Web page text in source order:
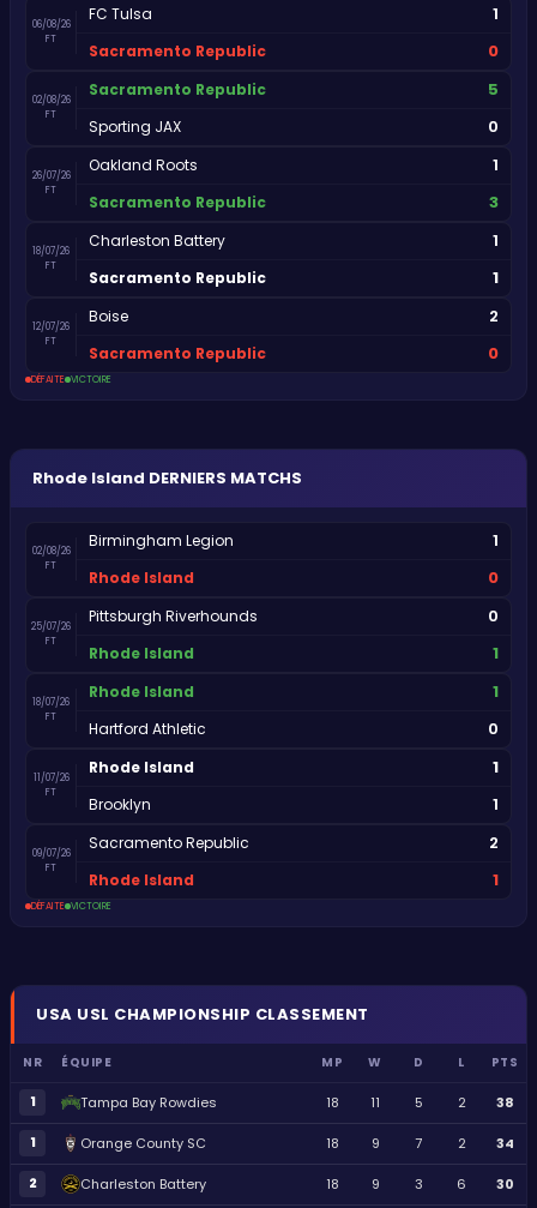
06/08/26
FT
FC Tulsa 1
Sacramento Republic 0
02/08/26
FT
Sacramento Republic 5
Sporting JAX 0
26/07/26
FT
Oakland Roots 1
Sacramento Republic 3
18/07/26
FT
Charleston Battery 1
Sacramento Republic 1
12/07/26
FT
Boise 2
Sacramento Republic 0
DÉFAITE VICTOIRE
Rhode Island DERNIERS MATCHS
02/08/26
FT
Birmingham Legion 1
Rhode Island 0
25/07/26
FT
Pittsburgh Riverhounds 0
Rhode Island 1
18/07/26
FT
Rhode Island 1
Hartford Athletic 0
11/07/26
FT
Rhode Island 1
Brooklyn 1
09/07/26
FT
Sacramento Republic 2
Rhode Island 1
DÉFAITE VICTOIRE
USA USL CHAMPIONSHIP CLASSEMENT
NR ÉQUIPE MP W D L PTS
1 Tampa Bay Rowdies 18 11 5 2 38
1 Orange County SC 18 9 7 2 34
2 Charleston Battery 18 9 3 6 30